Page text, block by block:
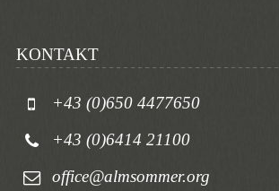
KONTAKT
+43 (0)650 4477650
+43 (0)6414 21100
office@almsommer.org